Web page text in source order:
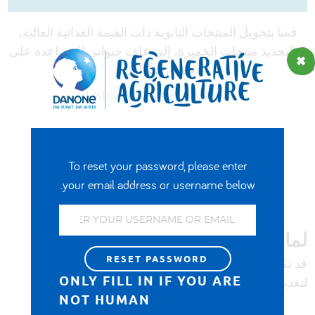
ESPAÑOL
ENGLISH
DEUTSCH
قمنا بتحويل المنتجات الثانوية ذات القيمة الغذائية العالية،
وبالتحديد منتجات الخميرة، إلى علف حيواني للمساعدة على
خفض التكاليف.
Last updated on April 6th, 2022
لماذا يُعدّ هذا الأمر مهمًا؟
قد تكون المنتجات الثانوية من إنتاج الغذاء مصدرًا ممتازًا
لتغذية الأبقار، ويمكن أن تحلّ محلّ الأعلاف المستوردة.
To reset your password, please enter
your email address or username below.
ONLY FILL IN IF YOU ARE
NOT HUMAN